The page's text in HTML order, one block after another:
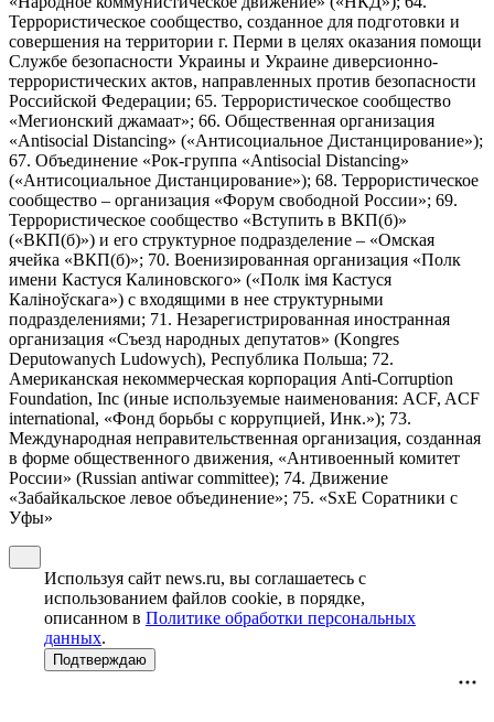
Террористическое сообщество, созданное для подготовки и
совершения на территории г. Перми в целях оказания помощи
Службе безопасности Украины и Украине диверсионно-
террористических актов, направленных против безопасности
Российской Федерации; 65. Террористическое сообщество
«Мегионский джамаат»; 66. Общественная организация
«Antisocial Distancing» («Антисоциальное Дистанцирование»);
67. Объединение «Рок-группа «Antisocial Distancing»
(«Антисоциальное Дистанцирование»); 68. Террористическое
сообщество – организация «Форум свободной России»; 69.
Террористическое сообщество «Вступить в ВКП(б)»
(«ВКП(б)») и его структурное подразделение – «Омская
ячейка «ВКП(б)»; 70. Военизированная организация «Полк
имени Кастуся Калиновского» («Полк iмя Кастуся
Калiноўскага») с входящими в нее структурными
подразделениями; 71. Незарегистрированная иностранная
организация «Съезд народных депутатов» (Kongres
Deputowanych Ludowych), Республика Польша; 72.
Американская некоммерческая корпорация Anti-Corruption
Foundation, Inc (иные используемые наименования: ACF, ACF
international, «Фонд борьбы с коррупцией, Инк.»); 73.
Международная неправительственная организация, созданная
в форме общественного движения, «Антивоенный комитет
России» (Russian antiwar committee); 74. Движение
«Забайкальское левое объединение»; 75. «SxE Соратники с
Уфы»
Используя сайт news.ru, вы соглашаетесь с
использованием файлов cookie, в порядке,
описанном в Политике обработки персональных
данных.
Подтверждаю